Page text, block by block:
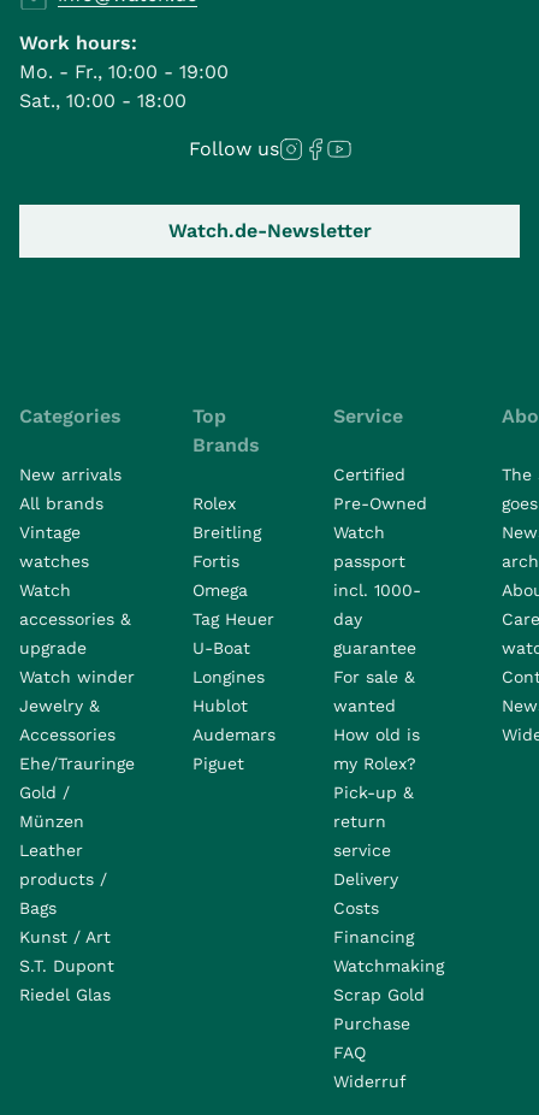
Work hours:
Mo. - Fr., 10:00 - 19:00
Sat., 10:00 - 18:00
Follow us
Watch.de-Newsletter
Categories
New arrivals
All brands
Vintage
watches
Watch
accessories &
upgrade
Watch winder
Jewelry &
Accessories
Ehe/Trauringe
Gold /
Münzen
Leather
products /
Bags
Kunst / Art
S.T. Dupont
Riedel Glas
Top
Brands
Rolex
Breitling
Fortis
Omega
Tag Heuer
U-Boat
Longines
Hublot
Audemars
Piguet
Service
Certified
Pre-Owned
Watch
passport
incl. 1000-
day
guarantee
For sale &
wanted
How old is
my Rolex?
Pick-up &
return
service
Delivery
Costs
Financing
Watchmaking
Scrap Gold
Purchase
FAQ
Widerruf
The